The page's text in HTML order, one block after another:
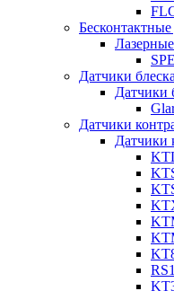
Датчики блеска
Датчики
Датчики
Датчики